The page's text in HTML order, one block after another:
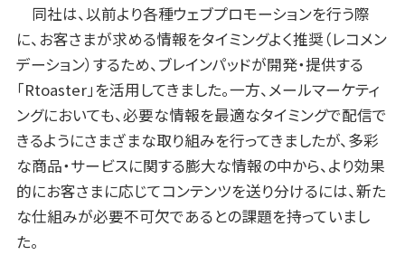
同社は、以前より各種ウェブプロモーションを行う際
に、お客さまが求める情報をタイミングよく推奨（レコメン
デーション）するため、ブレインパッドが開発・提供する
「Rtoaster」を活用してきました。一方、メールマーケティ
ングにおいても、必要な情報を最適なタイミングで配信で
きるようにさまざまな取り組みを行ってきましたが、多彩
な商品・サービスに関する膨大な情報の中から、より効果
的にお客さまに応じてコンテンツを送り分けるには、新た
な仕組みが必要不可欠であるとの課題を持っていまし
た。